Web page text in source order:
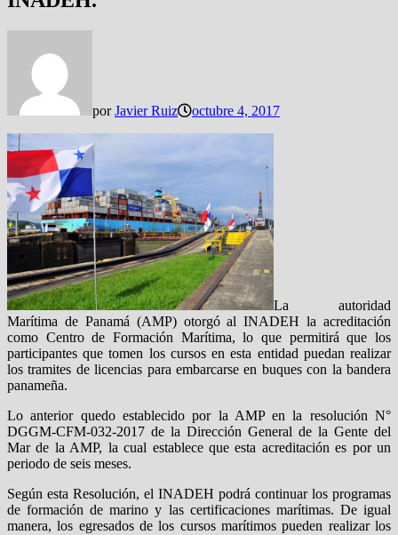
porJavier Ruiz octubre 4, 2017
La autoridad
Marítima de Panamá (AMP) otorgó al INADEH la acreditación
como Centro de Formación Marítima, lo que permitirá que los
participantes que tomen los cursos en esta entidad puedan realizar
los tramites de licencias para embarcarse en buques con la bandera
panameña.
Lo anterior quedo establecido por la AMP en la resolución N°
DGGM-CFM-032-2017 de la Dirección General de la Gente del
Mar de la AMP, la cual establece que esta acreditación es por un
periodo de seis meses.
Según esta Resolución, el INADEH podrá continuar los programas
de formación de marino y las certificaciones marítimas. De igual
manera, los egresados de los cursos marítimos pueden realizar los